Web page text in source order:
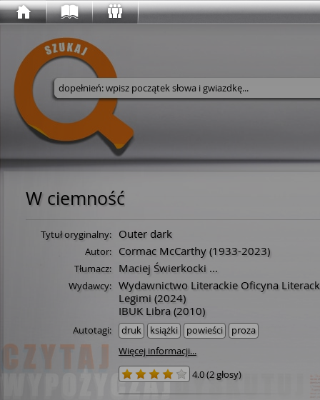
Wyszukaj w serwisie
W ciemność
Tytuł oryginalny: Outer dark
Autor: Cormac McCarthy (1933-2023)
Tłumacz: Maciej Świerkocki ...
Wydawcy: Wydawnictwo Literackie Oficyna
Legimi (2024)
IBUK Libra (2010)
Autotagi: druk książki powieści
proza
Więcej informacji...
4.0(2 głosy)